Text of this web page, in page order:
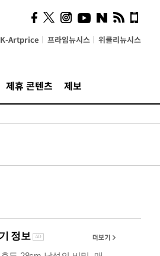
K-Artprice 프라임뉴시스 위클리뉴시스
제휴 콘텐츠 제보
사이 해답 찾았죠"…알을
깨고 나온 '초자아'